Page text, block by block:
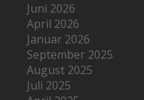
Juni 2026
April 2026
Januar 2026
September 2025
August 2025
Juli 2025